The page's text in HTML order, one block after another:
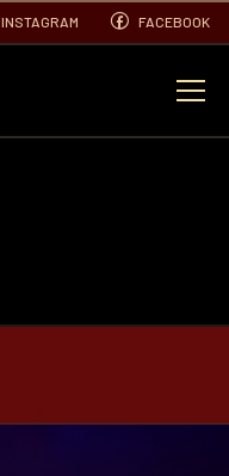
INSTAGRAM FACEBOOK
EVENTOS